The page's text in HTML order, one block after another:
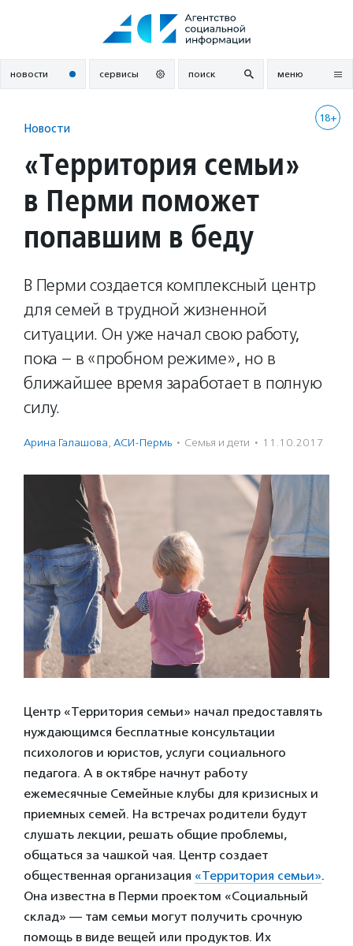
новости сервисы поиск меню
18+
Новости
«Территория семьи»
в Перми поможет
попавшим в беду
В Перми создается комплексный центр
для семей в трудной жизненной
ситуации. Он уже начал свою работу,
пока – в «пробном режиме», но в
ближайшее время заработает в полную
силу.
Арина Галашова, АСИ-Пермь · Семья и дети · 11.10.2017
Центр «Территория семьи» начал предоставлять
нуждающимся бесплатные консультации
психологов и юристов, услуги социального
педагога. А в октябре начнут работу
ежемесячные Семейные клубы для кризисных и
приемных семей. На встречах родители будут
слушать лекции, решать общие проблемы,
общаться за чашкой чая. Центр создает
общественная организация «Территория семьи».
Она известна в Перми проектом «Социальный
склад» — там семьи могут получить срочную
помощь в виде вещей или продуктов. Их